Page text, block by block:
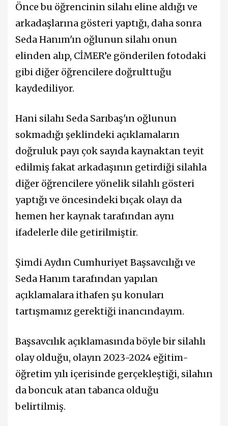
Önce bu öğrencinin silahı eline aldığı ve
arkadaşlarına gösteri yaptığı, daha sonra
Seda Hanım'ın oğlunun silahı onun
elinden alıp, CİMER’e gönderilen fotodaki
gibi diğer öğrencilere doğrulttuğu
kaydediliyor.
Hani silahı Seda Sarıbaş'ın oğlunun
sokmadığı şeklindeki açıklamaların
doğruluk payı çok sayıda kaynaktan teyit
edilmiş fakat arkadaşının getirdiği silahla
diğer öğrencilere yönelik silahlı gösteri
yaptığı ve öncesindeki bıçak olayı da
hemen her kaynak tarafından aynı
ifadelerle dile getirilmiştir.
Şimdi Aydın Cumhuriyet Başsavcılığı ve
Seda Hanım tarafından yapılan
açıklamalara ithafen şu konuları
tartışmamız gerektiği inancındayım.
Başsavcılık açıklamasında böyle bir silahlı
olay olduğu, olayın 2023-2024 eğitim-
öğretim yılı içerisinde gerçekleştiği, silahın
da boncuk atan tabanca olduğu
belirtilmiş.